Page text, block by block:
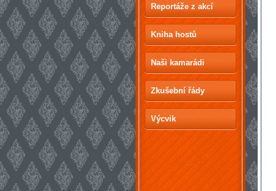
Reportáže z akcí
Kniha hostů
Naši kamarádi
Zkušební řády
Výcvik